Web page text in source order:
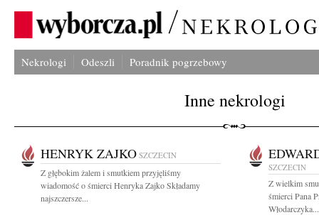
Nekrologi Odeszli Poradnik pogrzebowy
Inne nekrologi
HENRYK ZAJKO SZCZECIN
Z głębokim żalem i smutkiem przyjęliśmy
wiadomość o śmierci Henryka Zajko Składamy
najszczersze...
SZCZECIN
Z wielkim
śmierci Pana
Włodarczyka...